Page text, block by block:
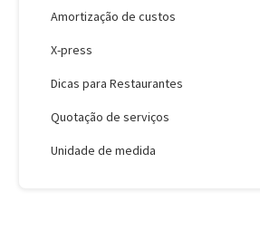
Amortização de custos
X-press
Dicas para Restaurantes
Quotação de serviços
Unidade de medida